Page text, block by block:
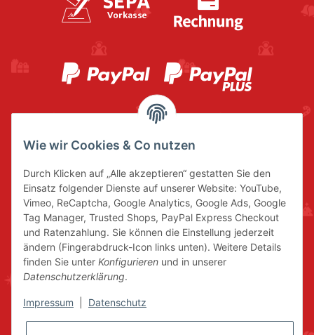
Wie wir Cookies & Co nutzen
Durch Klicken auf „Alle akzeptieren“ gestatten Sie den
Einsatz folgender Dienste auf unserer Website: YouTube,
Vimeo, ReCaptcha, Google Analytics, Google Ads, Google
Tag Manager, Trusted Shops, PayPal Express Checkout
und Ratenzahlung. Sie können die Einstellung jederzeit
ändern (Fingerabdruck-Icon links unten). Weitere Details
finden Sie unter Konfigurieren und in unserer
Datenschutzerklärung.
Impressum Datenschutz